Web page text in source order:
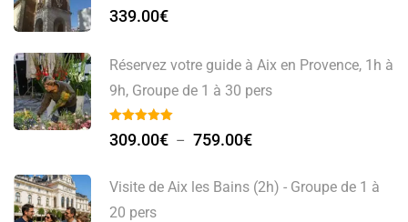
339.00€
Réservez votre guide à Aix en Provence, 1h à
9h, Groupe de 1 à 30 pers
309.00€ – 759.00€
Visite de Aix les Bains (2h) - Groupe de 1 à
20 pers